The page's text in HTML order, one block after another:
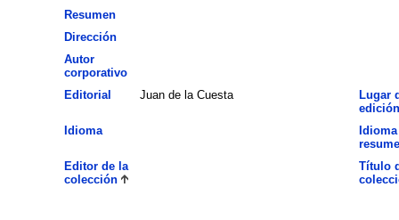
Resumen
Dirección
Autor
corporativo
Editorial
Juan de la Cuesta
Lugar
edición
Idioma
Editor de la
colección
Título